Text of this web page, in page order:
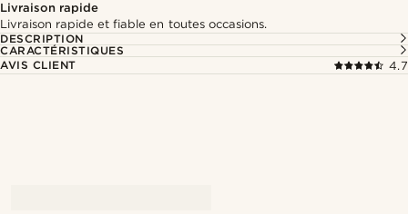
Livraison rapide
Livraison rapide et fiable en toutes occasions.
DESCRIPTION
CARACTÉRISTIQUES
AVIS CLIENT
4.7